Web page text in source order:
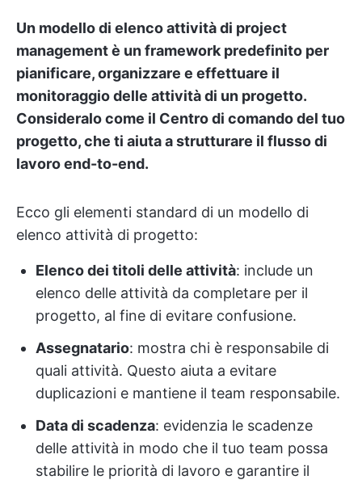
Un modello di elenco attività di project
management è un framework predefinito per
pianificare, organizzare e effettuare il
monitoraggio delle attività di un progetto.
Consideralo come il Centro di comando del tuo
progetto, che ti aiuta a strutturare il flusso di
lavoro end-to-end.
Ecco gli elementi standard di un modello di
elenco attività di progetto:
Elenco dei titoli delle attività: include un
elenco delle attività da completare per il
progetto, al fine di evitare confusione.
Assegnatario: mostra chi è responsabile di
quali attività. Questo aiuta a evitare
duplicazioni e mantiene il team responsabile.
Data di scadenza: evidenzia le scadenze
delle attività in modo che il tuo team possa
stabilire le priorità di lavoro e garantire il